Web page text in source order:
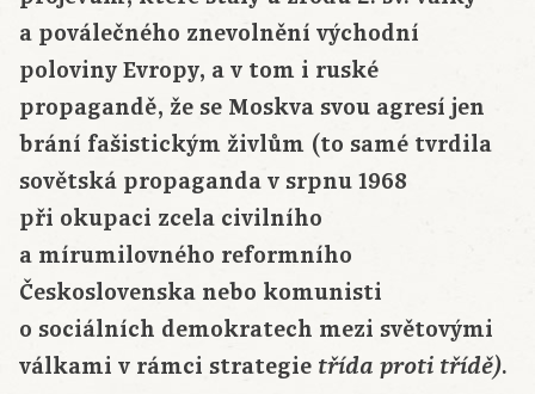
a poválečného znevolnění východní
poloviny Evropy, a v tom i ruské
propagandě, že se Moskva svou agresí jen
brání fašistickým živlům (to samé tvrdila
sovětská propaganda v srpnu 1968
při okupaci zcela civilního
a mírumilovného reformního
Československa nebo komunisti
o sociálních demokratech mezi světovými
válkami v rámci strategie třída proti třídě).